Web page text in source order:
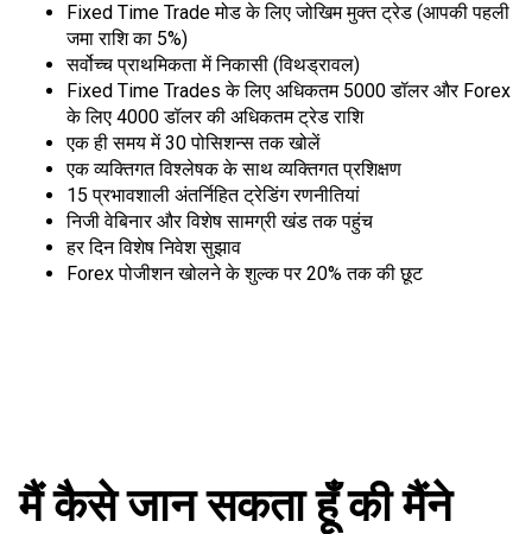
Fixed Time Trade मोड के लिए जोखिम मुक्त ट्रेड (आपकी पहली
जमा राशि का 5%)
सर्वोच्च प्राथमिकता में निकासी (विथड्रावल)
Fixed Time Trades के लिए अधिकतम 5000 डॉलर और Forex
के लिए 4000 डॉलर की अधिकतम ट्रेड राशि
एक ही समय में 30 पोसिशन्स तक खोलें
एक व्यक्तिगत विश्लेषक के साथ व्यक्तिगत प्रशिक्षण
15 प्रभावशाली अंतर्निहित ट्रेडिंग रणनीतियां
निजी वेबिनार और विशेष सामग्री खंड तक पहुंच
हर दिन विशेष निवेश सुझाव
Forex पोजीशन खोलने के शुल्क पर 20% तक की छूट
मैं कैसे जान सकता हूँ की मैंने